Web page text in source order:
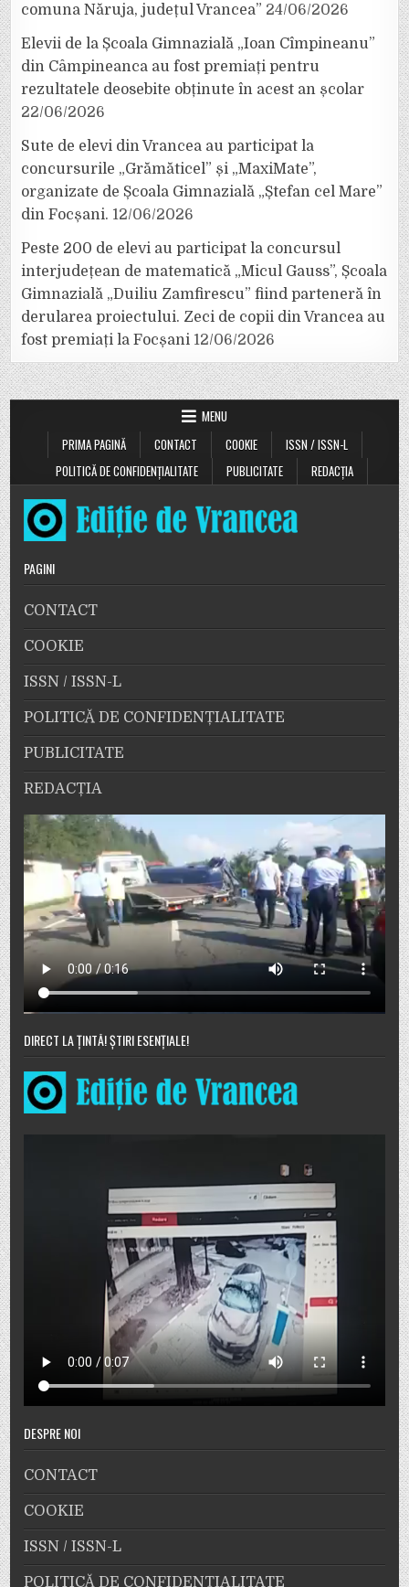
comuna Năruja, județul Vrancea” 24/06/2026
Elevii de la Școala Gimnazială „Ioan Cîmpineanu”
din Câmpineanca au fost premiați pentru
rezultatele deosebite obținute în acest an școlar
22/06/2026
Sute de elevi din Vrancea au participat la
concursurile „Grămăticel” și „MaxiMate”,
organizate de Școala Gimnazială „Ștefan cel Mare”
din Focșani. 12/06/2026
Peste 200 de elevi au participat la concursul
interjudețean de matematică „Micul Gauss”, Școala
Gimnazială „Duiliu Zamfirescu” fiind parteneră în
derularea proiectului. Zeci de copii din Vrancea au
fost premiați la Focșani 12/06/2026
MENU
PRIMA PAGINĂ
CONTACT COOKIE
ISSN / ISSN-L
POLITICĂ DE CONFIDENȚIALITATE
PUBLICITATE REDACȚIA
PAGINI
CONTACT
COOKIE
ISSN / ISSN-L
POLITICĂ DE CONFIDENȚIALITATE
PUBLICITATE
REDACȚIA
DIRECT LA ȚINTĂ! ȘTIRI ESENȚIALE!
DESPRE NOI
CONTACT
COOKIE
ISSN / ISSN-L
POLITICĂ DE CONFIDENȚIALITATE